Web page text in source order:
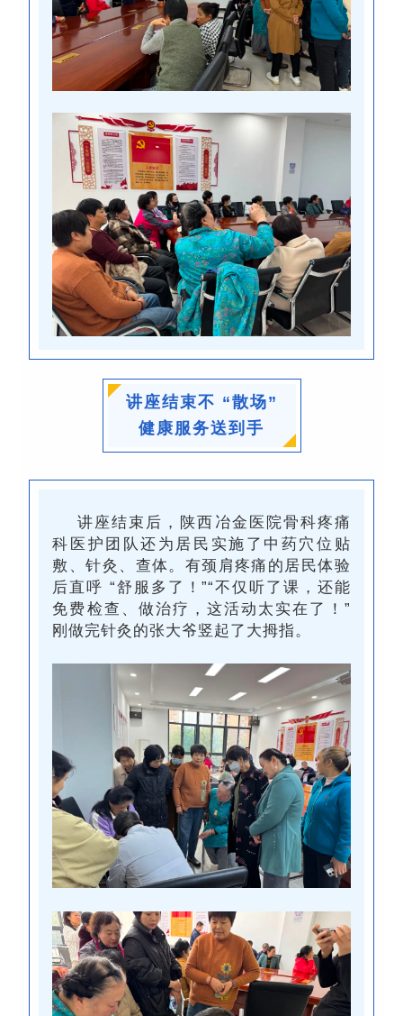
讲座结束不 “散场”
健康服务送到手
讲座结束后，
陕西冶金医院骨科疼痛
科医护团队还为居民 实施了中药穴位贴
敷、针灸、查体。 有颈肩疼痛的居民体验
后直呼 “舒服多了！”“不仅听了课，还能
免费检查、做治疗，这活动太实在了！”
刚做完针灸的张大爷竖起了大拇指。